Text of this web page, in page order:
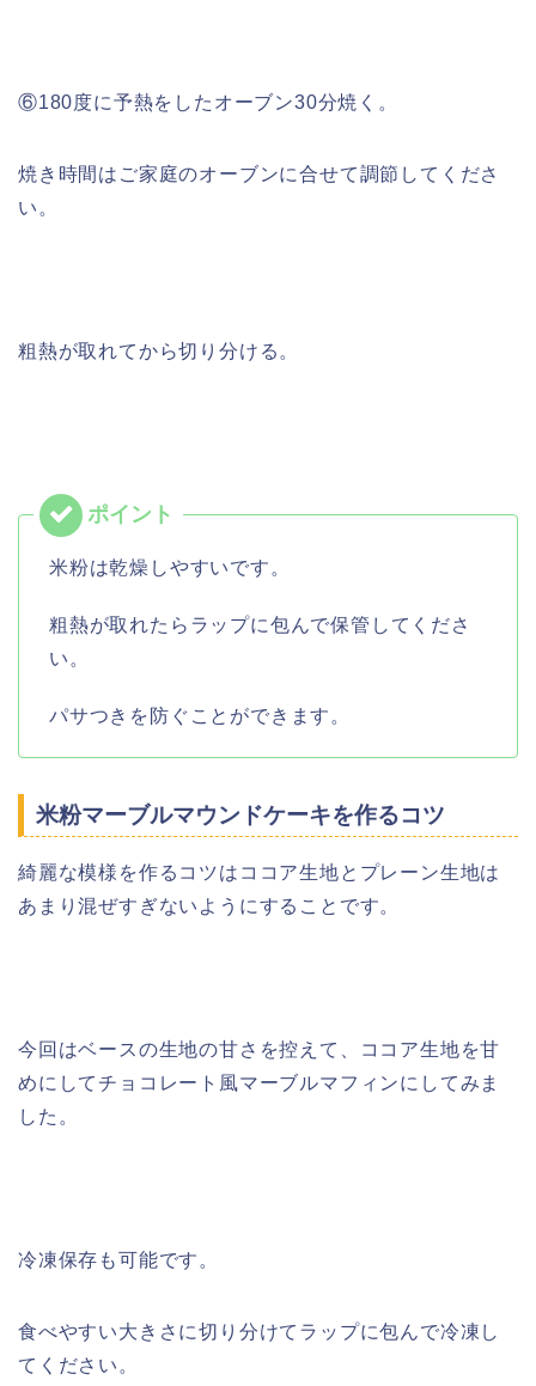
⑥180度に予熱をしたオーブン30分焼く。
焼き時間はご家庭のオーブンに合せて調節してくださ
い。
粗熱が取れてから切り分ける。
米粉は乾燥しやすいです。
粗熱が取れたらラップに包んで保管してくださ
い。
パサつきを防ぐことができます。
米粉マーブルマウンドケーキを作るコツ
綺麗な模様を作るコツはココア生地とプレーン生地は
あまり混ぜすぎないようにすることです。
今回はベースの生地の甘さを控えて、ココア生地を甘
めにしてチョコレート風マーブルマフィンにしてみま
した。
冷凍保存も可能です。
食べやすい大きさに切り分けてラップに包んで冷凍し
てください。